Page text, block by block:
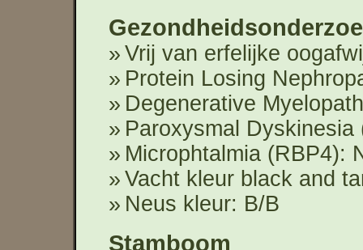
Vrij van erfelijke
Protein Losing
Degenerative
Paroxysmal Dyskinesia
Microphtalmia (RBP4):
Vacht kleur black and
Neus kleur: B/B
Stamboom